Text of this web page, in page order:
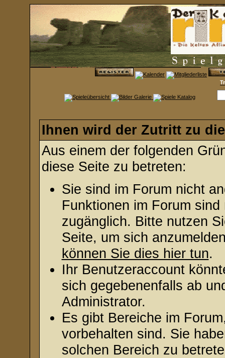
Ihnen wird der Zutritt zu
Aus einem der folgenden
diese Seite zu betreten:
Sie sind im Forum nicht
Funktionen im Forum
zugänglich. Bitte nutzen
Seite, um sich
können Sie dies hier tun.
Ihr Benutzeraccount
sich gegebenenfalls ab
Administrator.
Es gibt Bereiche im
vorbehalten sind. Sie
solchen Bereich zu